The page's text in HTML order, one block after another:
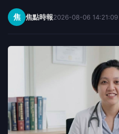
焦 焦點時報2026-08-06 14:21:09